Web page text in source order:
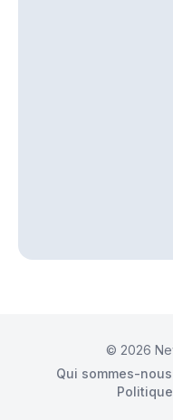
© 2026
Qui sommes-